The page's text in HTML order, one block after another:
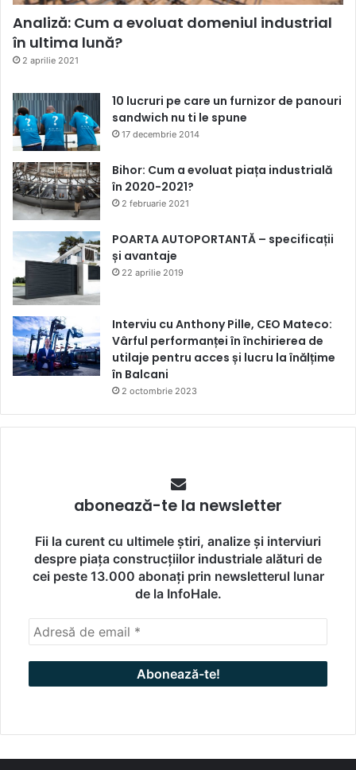
Analiză: Cum a evoluat domeniul industrial
în ultima lună?
2 aprilie 2021
10 lucruri pe care un furnizor de panouri
sandwich nu ti le spune
17 decembrie 2014
Bihor: Cum a evoluat piața industrială
în 2020-2021?
2 februarie 2021
POARTA AUTOPORTANTĂ – specificații
și avantaje
22 aprilie 2019
Interviu cu Anthony Pille, CEO Mateco:
Vârful performanței în închirierea de
utilaje pentru acces și lucru la înălțime
în Balcani
2 octombrie 2023
abonează-te la newsletter
Fii la curent cu ultimele știri, analize și interviuri
despre piața construcțiilor industriale alături de
cei peste 13.000 abonați prin newsletterul lunar
de la InfoHale.